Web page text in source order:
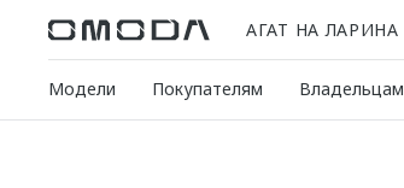
АГАТ НА ЛАРИНА
Модели Покупателям Владельцам